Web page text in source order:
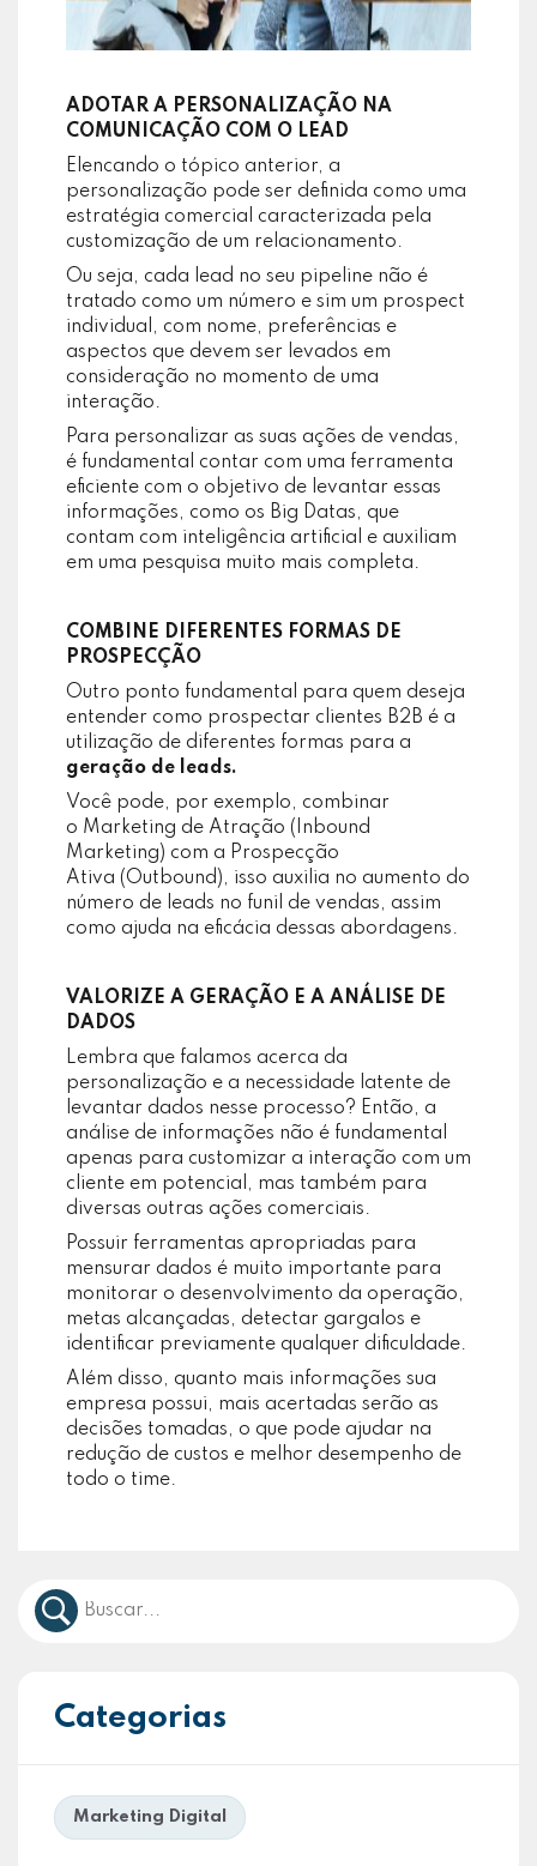
ADOTAR A PERSONALIZAÇÃO NA
COMUNICAÇÃO COM O LEAD
Elencando o tópico anterior, a
personalização pode ser definida como uma
estratégia comercial caracterizada pela
customização de um relacionamento.
Ou seja, cada lead no seu pipeline não é
tratado como um número e sim um prospect
individual, com nome, preferências e
aspectos que devem ser levados em
consideração no momento de uma
interação.
Para personalizar as suas ações de vendas,
é fundamental contar com uma ferramenta
eficiente com o objetivo de levantar essas
informações, como os Big Datas, que
contam com inteligência artificial e auxiliam
em uma pesquisa muito mais completa.
COMBINE DIFERENTES FORMAS DE
PROSPECÇÃO
Outro ponto fundamental para quem deseja
entender como prospectar clientes B2B é a
utilização de diferentes formas para a
geração de leads.
Você pode, por exemplo, combinar
o Marketing de Atração (Inbound
Marketing) com a Prospecção
Ativa (Outbound), isso auxilia no aumento do
número de leads no funil de vendas, assim
como ajuda na eficácia dessas abordagens.
VALORIZE A GERAÇÃO E A ANÁLISE DE
DADOS
Lembra que falamos acerca da
personalização e a necessidade latente de
levantar dados nesse processo? Então, a
análise de informações não é fundamental
apenas para customizar a interação com um
cliente em potencial, mas também para
diversas outras ações comerciais.
Possuir ferramentas apropriadas para
mensurar dados é muito importante para
monitorar o desenvolvimento da operação,
metas alcançadas, detectar gargalos e
identificar previamente qualquer dificuldade.
Além disso, quanto mais informações sua
empresa possui, mais acertadas serão as
decisões tomadas, o que pode ajudar na
redução de custos e melhor desempenho de
todo o time.
Categorias
Marketing Digital